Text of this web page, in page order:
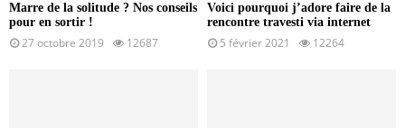
Marre de la solitude ? Nos conseils
pour en sortir !
27 octobre 2019 12687
Voici pourquoi j’adore faire de la
rencontre travesti via internet
5 février 2021 12264